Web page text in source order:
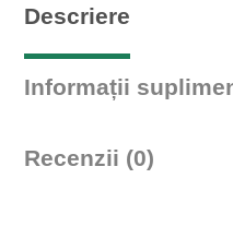
Descriere
Informații
Recenzii (0)